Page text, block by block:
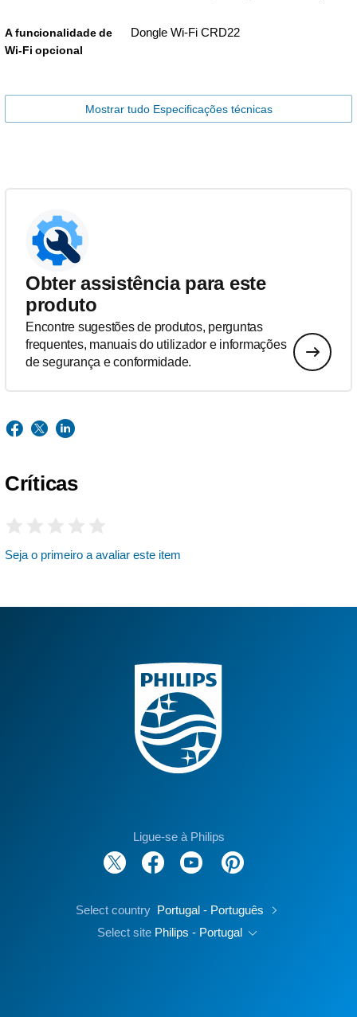
A funcionalidade de
Wi-Fi opcional
Dongle Wi-Fi CRD22
Mostrar tudo Especificações técnicas
Obter assistência para este
produto
Encontre sugestões de produtos, perguntas
frequentes, manuais do utilizador e informações
de segurança e conformidade.
Críticas
Seja o primeiro a avaliar este item
Ligue-se à Philips
Select country Portugal - Português
Select site Philips - Portugal